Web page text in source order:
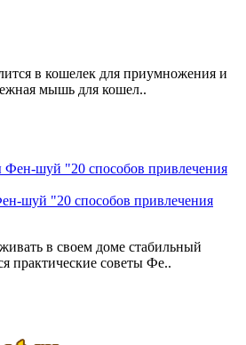
в кошелек для приумножения и
мышь для кошел..
шуй "20 способов привлечения
в своем доме стабильный
практические советы Фе..